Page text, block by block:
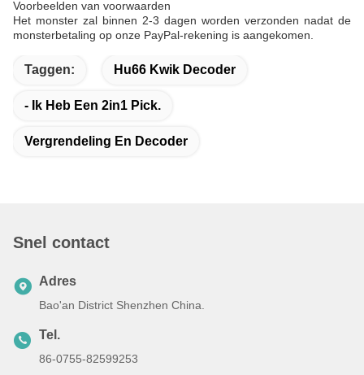
Voorbeelden van voorwaarden
Het monster zal binnen 2-3 dagen worden verzonden nadat de
monsterbetaling op onze PayPal-rekening is aangekomen.
Taggen: Hu66 Kwik Decoder
- Ik Heb Een 2in1 Pick.
Vergrendeling En Decoder
Snel contact
Adres
Bao'an District Shenzhen China.
Tel.
86-0755-82599253